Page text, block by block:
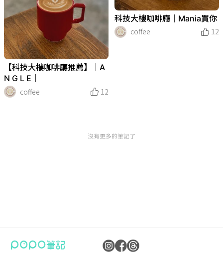
科技大樓咖啡廳｜Mania買你
coffee
12
【科技大樓咖啡廳推薦】｜A
N G L E｜
coffee
12
沒有更多的筆記了